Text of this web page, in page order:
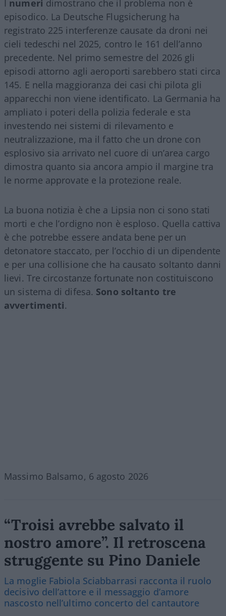
numeri dimostrano che il problema non è
episodico. La Deutsche Flugsicherung ha
registrato 225 interferenze causate da droni nei
cieli tedeschi nel 2025, contro le 161 dell’anno
precedente. Nel primo semestre del 2026 gli
episodi attorno agli aeroporti sarebbero stati circa
145. E nella maggioranza dei casi chi pilota gli
apparecchi non viene identificato. La Germania ha
ampliato i poteri della polizia federale e sta
investendo nei sistemi di rilevamento e
neutralizzazione, ma il fatto che un drone con
esplosivo sia arrivato nel cuore di un’area cargo
dimostra quanto sia ancora ampio il margine tra
le norme approvate e la protezione reale.
La buona notizia è che a Lipsia non ci sono stati
morti e che l’ordigno non è esploso. Quella cattiva
è che potrebbe essere andata bene per un
detonatore staccato, per l’occhio di un dipendente
e per una collisione che ha causato soltanto danni
lievi. Tre circostanze fortunate non costituiscono
un sistema di difesa. Sono soltanto tre
avvertimenti.
Massimo Balsamo, 6 agosto 2026
“Troisi avrebbe salvato il
nostro amore”. Il retroscena
struggente su Pino Daniele
La moglie Fabiola Sciabbarrasi racconta il ruolo
decisivo dell’attore e il messaggio d’amore
nascosto nell’ultimo concerto del cantautore